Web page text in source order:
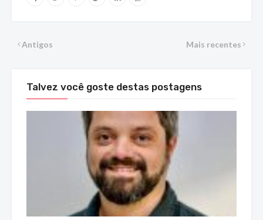
Mais recentes
Antigos
Talvez você goste destas postagens